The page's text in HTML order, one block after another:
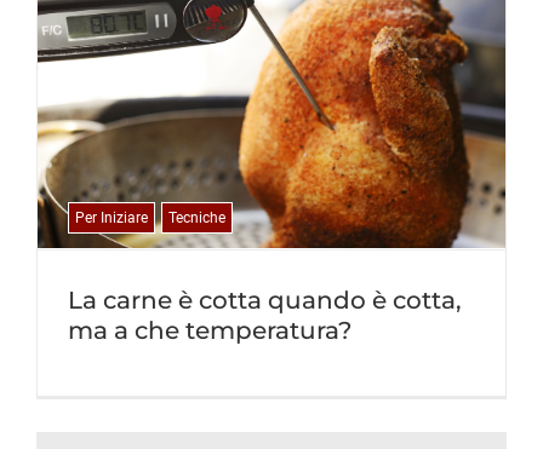
La carne è cotta quando è cotta,
ma a che temperatura?
Per Iniziare Tecniche